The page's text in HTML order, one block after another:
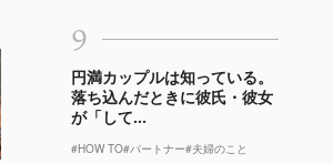
9
円満カップルは知っている。
落ち込んだときに彼氏・彼女
が「して...
#HOW TO#パートナー#夫婦のこと